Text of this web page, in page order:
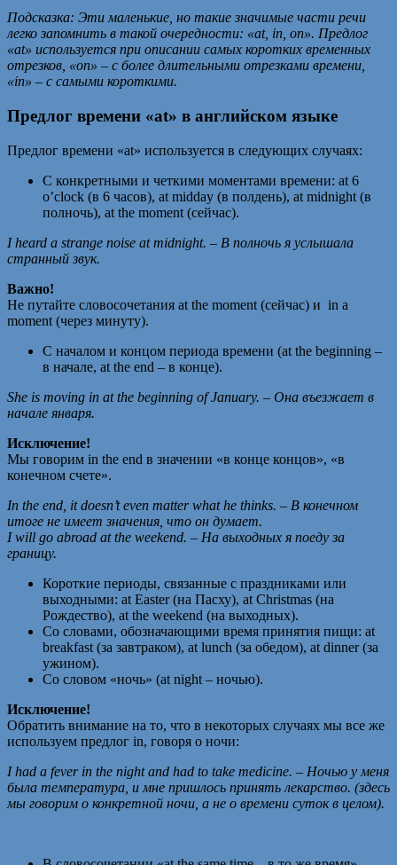
Подсказка: Эти маленькие, но такие значимые части речи
легко запомнить в такой очередности: «at, in, on». Предлог
«аt» используется при описании самых коротких временных
отрезков, «on» – с более длительными отрезками времени,
«in» – с самыми короткими.
Предлог времени «at» в английском языке
Предлог времени «at» используется в следующих случаях:
С конкретными и четкими моментами времени: at 6
o’clock (в 6 часов), at midday (в полдень), at midnight (в
полночь), at the moment (сейчас).
I heard a strange noise at midnight. – В полночь я услышала
странный звук.
Важно!
Не путайте словосочетания at the moment (сейчас) и in a
moment (через минуту).
С началом и концом периода времени (at the beginning –
в начале, at the end – в конце).
She is moving in at the beginning of January. – Она въезжает в
начале января.
Исключение!
Мы говорим in the end в значении «в конце концов», «в
конечном счете».
In the end, it doesn’t even matter what he thinks. – В конечном
итоге не имеет значения, что он думает.
I will go abroad at the weekend. – На выходных я поеду за
границу.
Короткие периоды, связанные с праздниками или
выходными: at Easter (на Пасху), at Christmas (на
Рождество), at the weekend (на выходных).
Со словами, обозначающими время принятия пищи: at
breakfast (за завтраком), at lunch (за обедом), at dinner (за
ужином).
Со словом «ночь» (at night – ночью).
Исключение!
Обратить внимание на то, что в некоторых случаях мы все же
используем предлог in, говоря о ночи:
I had a fever in the night and had to take medicine. – Ночью у меня
была температура, и мне пришлось принять лекарство. (здесь
мы говорим о конкретной ночи, а не о времени суток в целом).